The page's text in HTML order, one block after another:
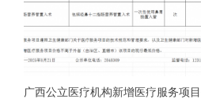
广西公立医疗机构新增医疗服务项